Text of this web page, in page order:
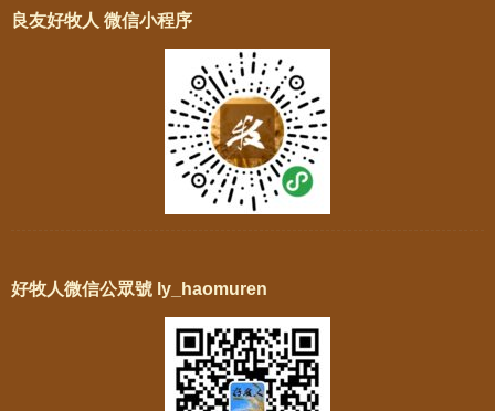
良友好牧人 微信小程序
好牧人微信公眾號 ly_haomuren